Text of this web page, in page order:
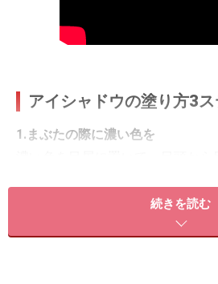
アイシャドウの塗り方3
1.まぶたの際に濃い色を
2.淡い色をまぶたのまるみに
続きを読む